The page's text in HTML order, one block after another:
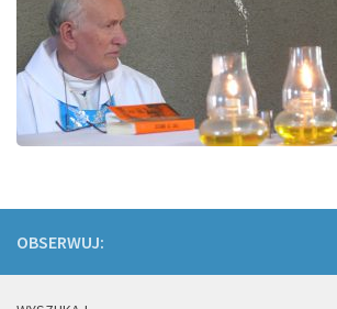
OBSERWUJ: